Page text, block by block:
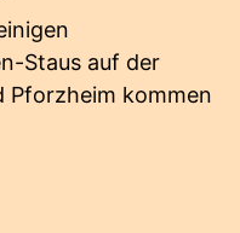
Staus auf der
Pforzheim kommen